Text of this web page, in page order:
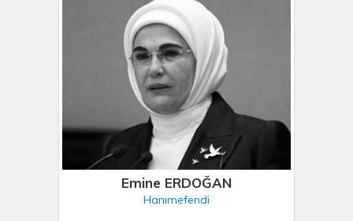
Emine ERDOĞAN
Hanımefendi